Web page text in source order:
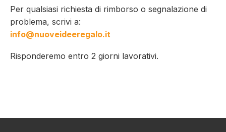
Per qualsiasi richiesta di rimborso o segnalazione di
problema, scrivi a:
info@nuoveideeregalo.it
Risponderemo entro 2 giorni lavorativi.